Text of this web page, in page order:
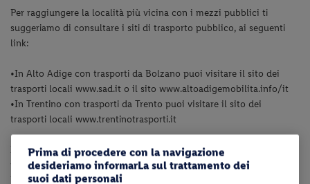
Per raggiungere la località più vicina con i mezzi pubblici ti
suggeriamo di consultare i siti di trasporto pubblico, ai seguenti
link:
•In Alto Adige con trasporti da Bolzano puoi visitare il sito dei
trasporti locali www.sad.it o il sito www.altoadigemobilita.info/it
•In Trentino con trasporti da Trento puoi visitare il sito dei
trasporti locali www.trentinotrasporti.it
Inoltre, ti consigliamo di pianificare il tuo viaggio in anticipo
valutando i tempi di percorrenza.
Per strutture in provincia di Trento, ti indichiamo la
Prima di procedere con la navigazione
desideriamo informarLa sul trattamento dei
suoi dati personali